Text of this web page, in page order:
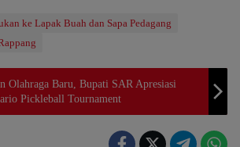
ke Lapak Buah dan Sapa Pedagang
Olahraga Baru, Bupati SAR Apresiasi
Pickleball Tournament